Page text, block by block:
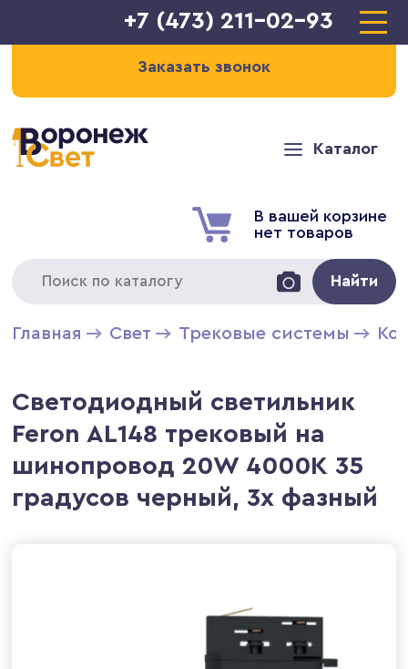
+7 (473) 211-02-93
Заказать звонок
Каталог
В вашей корзине
нет товаров
Найти
Главная Свет Трековые системы
Светодиодный светильник
Feron AL148 трековый на
шинопровод 20W 4000K 35
градусов черный, 3х фазный